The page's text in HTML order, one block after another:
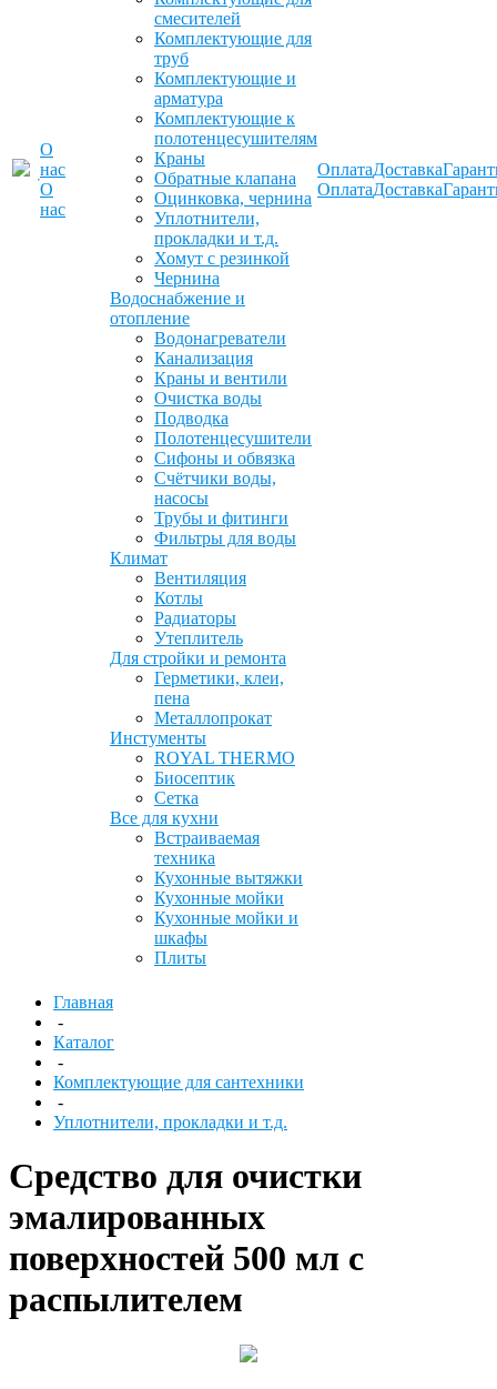
О
нас
О
нас
смесителей
Комплектующие для
труб
Комплектующие и
арматура
Комплектующие к
полотенцесушителям
Краны
Обратные клапана
Оцинковка, чернина
Уплотнители,
прокладки и т.д.
Хомут с резинкой
Чернина
Водоснабжение и
отопление
Водонагреватели
Канализация
Краны и вентили
Очистка воды
Подводка
Полотенцесушители
Сифоны и обвязка
Счётчики воды,
насосы
Трубы и фитинги
Фильтры для воды
Климат
Вентиляция
Котлы
Радиаторы
Утеплитель
Для стройки и ремонта
Герметики, клеи,
пена
Металлопрокат
Инстументы
ROYAL THERMO
Биосептик
Сетка
Все для кухни
Встраиваемая
техника
Кухонные вытяжки
Кухонные мойки
Кухонные мойки и
шкафы
Плиты
Оплата
Оплата
Доставка
Доставка
Главная
-
Каталог
-
Комплектующие для сантехники
-
Уплотнители, прокладки и т.д.
Средство для очистки
эмалированных
поверхностей 500 мл с
распылителем